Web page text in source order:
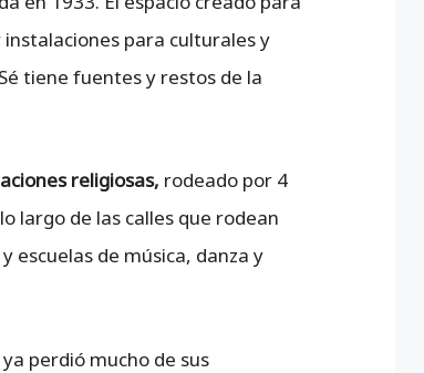
para culturales y
tiene fuentes y restos de la
religiosas, rodeado por 4
largo de las calles que rodean
escuelas de música, danza y
perdió mucho de sus